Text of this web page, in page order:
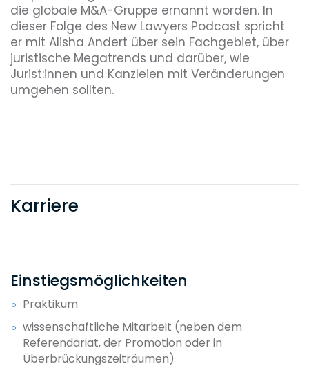
die globale M&A-Gruppe ernannt worden. In
dieser Folge des New Lawyers Podcast spricht
er mit Alisha Andert über sein Fachgebiet, über
juristische Megatrends und darüber, wie
Jurist:innen und Kanzleien mit Veränderungen
umgehen sollten.
Karriere
Einstiegsmöglichkeiten
Praktikum
wissenschaftliche Mitarbeit (neben dem
Referendariat, der Promotion oder in
Überbrückungszeiträumen)